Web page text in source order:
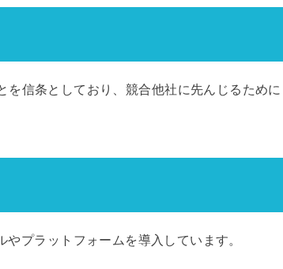
信条としており、競合他社に先んじるために
プラットフォームを導入しています。